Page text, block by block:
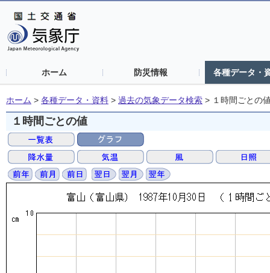
ホーム 防災情報 各種データ・
ホーム > 各種データ・資料 > 過去の気象データ検索 > １時間ごとの
１時間ごとの値